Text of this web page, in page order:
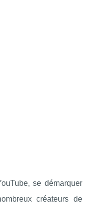
se démarquer
créateurs de